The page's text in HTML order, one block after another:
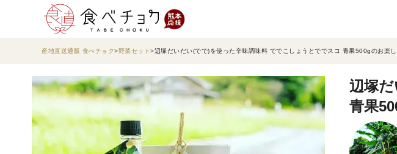
産地直送通販 食べチョク 野菜セット 辺塚だいだい(でで)を使った辛味調味料 ででこしょうとででスコ 青果500gのお楽し
辺塚
青果